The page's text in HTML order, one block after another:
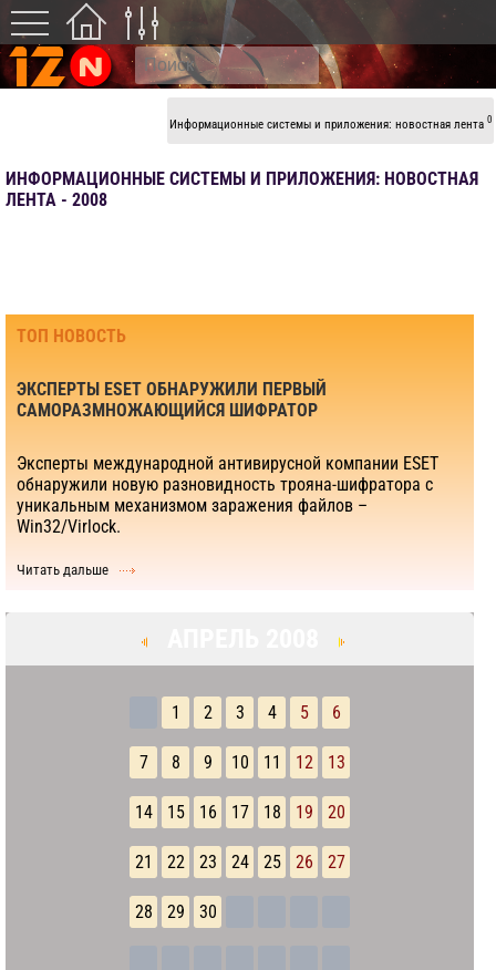
Информационные системы и приложения: новостная лента 0
ИНФОРМАЦИОННЫЕ СИСТЕМЫ И ПРИЛОЖЕНИЯ: НОВОСТНАЯ
ЛЕНТА - 2008
ТОП НОВОСТЬ
ЭКСПЕРТЫ ESET ОБНАРУЖИЛИ ПЕРВЫЙ
САМОРАЗМНОЖАЮЩИЙСЯ ШИФРАТОР
Эксперты международной антивирусной компании ESET
обнаружили новую разновидность трояна-шифратора с
уникальным механизмом заражения файлов –
Win32/Virlock.
Читать дальше
АПРЕЛЬ 2008
1 2 3 4 5 6
7 8 9 10 11 12 13
14 15 16 17 18 19 20
21 22 23 24 25 26 27
28 29 30